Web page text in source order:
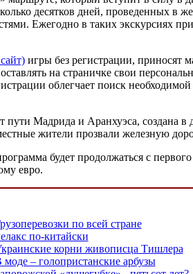
десятков дней, проведенных в
Ежегодно в таких экскурсиях
игры без регистрации, приносят
на страничке свои
облегчает поиск
пути Мадрида и Аранхуэса, создана
жители прозвали железную
будет продолжаться с
евро.
по всей стране
по-китайски
корни живописца Тишлера
моде – голопристанские арбузы